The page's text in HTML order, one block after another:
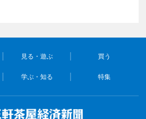
見る・遊ぶ 買う
学ぶ・知る 特集